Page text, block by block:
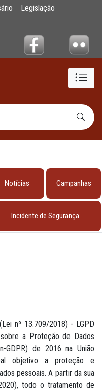
Legislação
Notícias Campanhas
Incidente de Segurança
nº 13.709/2018) - LGPD
a Proteção de Dados
GDPR) de 2016 na União
objetivo a proteção e
pessoais. A partir da sua
todo o tratamento de